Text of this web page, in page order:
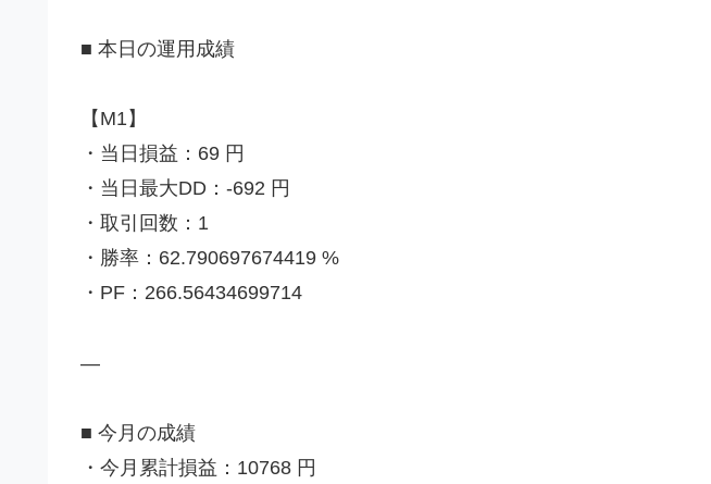
■ 本日の運用成績
【M1】
・当日損益：69 円
・当日最大DD：-692 円
・取引回数：1
・勝率：62.790697674419 %
・PF：266.56434699714
—
■ 今月の成績
・今月累計損益：10768 円